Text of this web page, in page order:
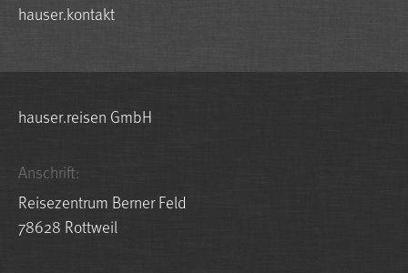
hauser.kontakt
hauser.reisen GmbH
Anschrift:
Reisezentrum Berner Feld
78628 Rottweil